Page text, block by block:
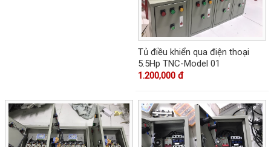
Tủ điều khiển qua điện thoại
5.5Hp TNC-Model 01
1.200,000 đ